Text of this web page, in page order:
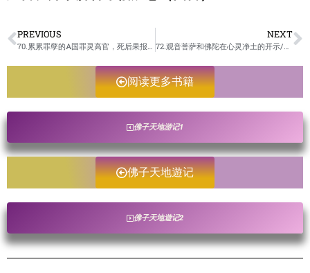
PREVIOUS NEXT
阅读更多书籍
佛子天地游记1
佛子天地遊记
佛子天地遊记2